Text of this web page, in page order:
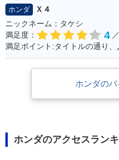
ホンダ
Ｘ４
ニックネーム：タケシ
満足度：
4
ホンダの
ホンダのアクセスラン